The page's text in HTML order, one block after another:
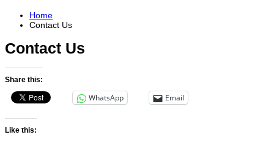
Home
Contact Us
Contact Us
Share this:
WhatsApp Email
Like this: